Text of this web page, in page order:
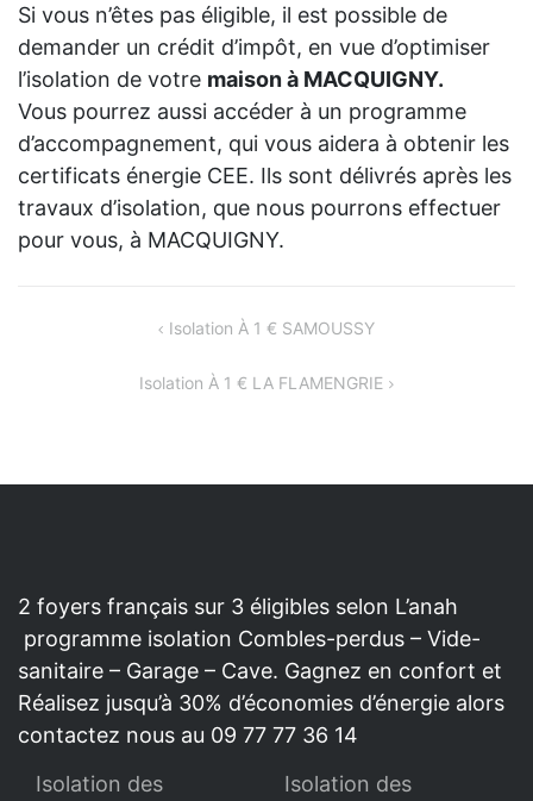
Si vous n’êtes pas éligible, il est possible de
demander un crédit d’impôt, en vue d’optimiser
l’isolation de votre maison à MACQUIGNY.
Vous pourrez aussi accéder à un programme
d’accompagnement, qui vous aidera à obtenir les
certificats énergie CEE. Ils sont délivrés après les
travaux d’isolation, que nous pourrons effectuer
pour vous, à MACQUIGNY.
NAVIGATION Isolation À 1 € SAMOUSSY
Isolation À 1 € LA FLAMENGRIE
2 foyers français sur 3 éligibles selon L’anah
programme isolation Combles-perdus – Vide-
sanitaire – Garage – Cave. Gagnez en confort et
Réalisez jusqu’à 30% d’économies d’énergie alors
contactez nous au 09 77 77 36 14
Isolation des
Isolation des